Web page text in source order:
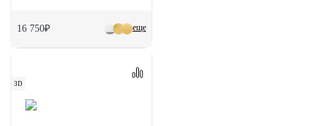
еще
16 750₽
3D